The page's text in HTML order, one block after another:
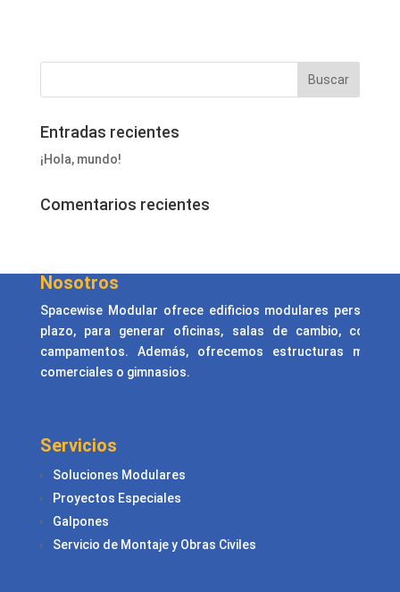
Entradas recientes
¡Hola, mundo!
Comentarios recientes
Nosotros
Spacewise Modular ofrece edificios modulares
plazo, para generar oficinas, salas de cambio,
campamentos. Además, ofrecemos estructuras
comerciales o gimnasios.
Servicios
Soluciones Modulares
Proyectos Especiales
Galpones
Servicio de Montaje y Obras Civiles